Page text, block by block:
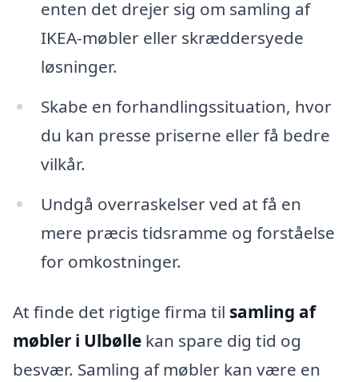
enten det drejer sig om samling af
IKEA-møbler eller skræddersyede
løsninger.
Skabe en forhandlingssituation, hvor
du kan presse priserne eller få bedre
vilkår.
Undgå overraskelser ved at få en
mere præcis tidsramme og forståelse
for omkostninger.
At finde det rigtige firma til samling af
møbler i Ulbølle kan spare dig tid og
besvær. Samling af møbler kan være en